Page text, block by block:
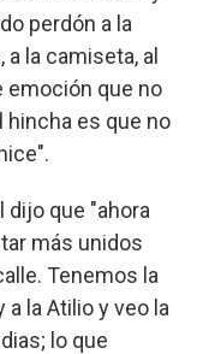
perdón a la
a la camiseta, al
emoción que no
hincha es que no
dijo que "ahora
más unidos
Tenemos la
la Atilio y veo la
lo que